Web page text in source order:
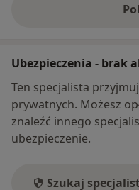
Ubezpieczenia - brak
Ten specjalista
prywatnych. Możesz
znaleźć innego
ubezpieczenie.
Szukaj